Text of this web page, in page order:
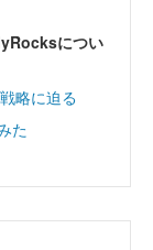
につい
略に迫る
た